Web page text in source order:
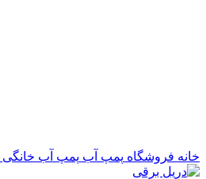
خانه فروشگاه پمپ آب پمپ آب خانگی